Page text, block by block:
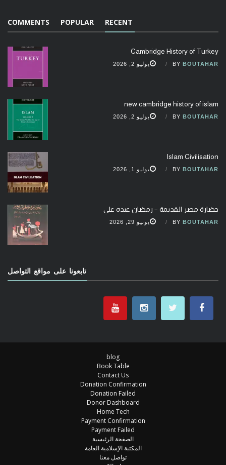
RECENT
POPULAR
COMMENTS
Cambridge History of Turkey
BY BOUTAHAR يوليو 2, 2026
new cambridge history of islam
BY BOUTAHAR يوليو 2, 2026
Islam Civilisation
BY BOUTAHAR يوليو 1, 2026
حضارة مصر القديمة – رمضان عبده علي
BY BOUTAHAR يونيو 29, 2026
تابعونا على مواقع التواصل
blog
Book Table
Contact Us
Donation Confirmation
Donation Failed
Donor Dashboard
Home Tech
Payment Confirmation
Payment Failed
الصفحة الرئيسية
المكتبة الإسلامية العامة
تواصل معنا